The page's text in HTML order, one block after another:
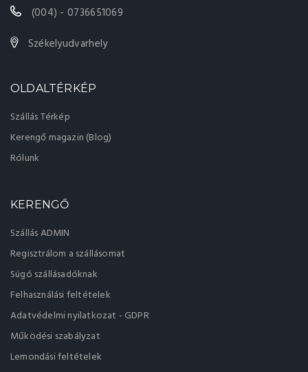
(004) - 0736651069
Székelyudvarhely
OLDALTÉRKÉP
Szállás Térkép
Kerengő magazin (Blog)
Rólunk
KERENGŐ
Szállás ADMIN
Regisztrálom a szállásomat
Súgó szállásadóknak
Felhasználási feltételek
Adatvédelmi nyilatkozat - GDPR
Működési szabályzat
Lemondási feltételek